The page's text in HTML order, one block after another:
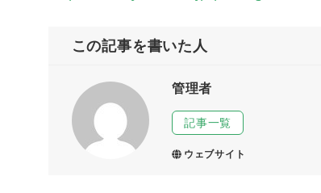
この記事を書いた人
管理者
記事一覧
ウェブサイト